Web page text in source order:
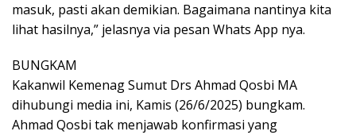
masuk, pasti akan demikian. Bagaimana nantinya kita
lihat hasilnya,” jelasnya via pesan Whats App nya.
BUNGKAM
Kakanwil Kemenag Sumut Drs Ahmad Qosbi MA
dihubungi media ini, Kamis (26/6/2025) bungkam.
Ahmad Qosbi tak menjawab konfirmasi yang